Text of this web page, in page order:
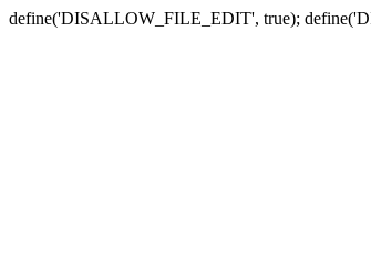
define('DISALLOW_FILE_EDIT', true);